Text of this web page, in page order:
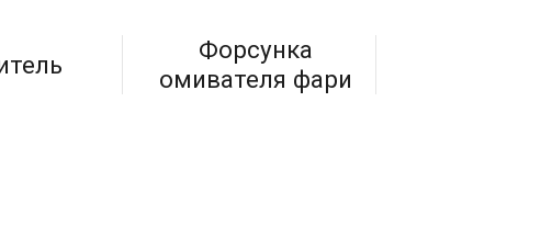
Форсунка
омивателя фари